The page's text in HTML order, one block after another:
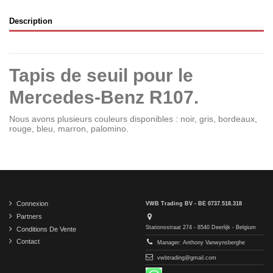
Description
Tapis de seuil pour le
Mercedes-Benz R107.
Nous avons plusieurs couleurs disponibles : noir, gris, bordeaux,
rouge, bleu, marron, palomino.
Connexion
Partners
Conditions De Vente
Contact
VWB Trading BV - BE 0737.518.318
Stationsstraat 274 - 8540 Deerlijk - Belgium
Manager: Anthony Vanwynsberghe
vwbtrading@gmail.com